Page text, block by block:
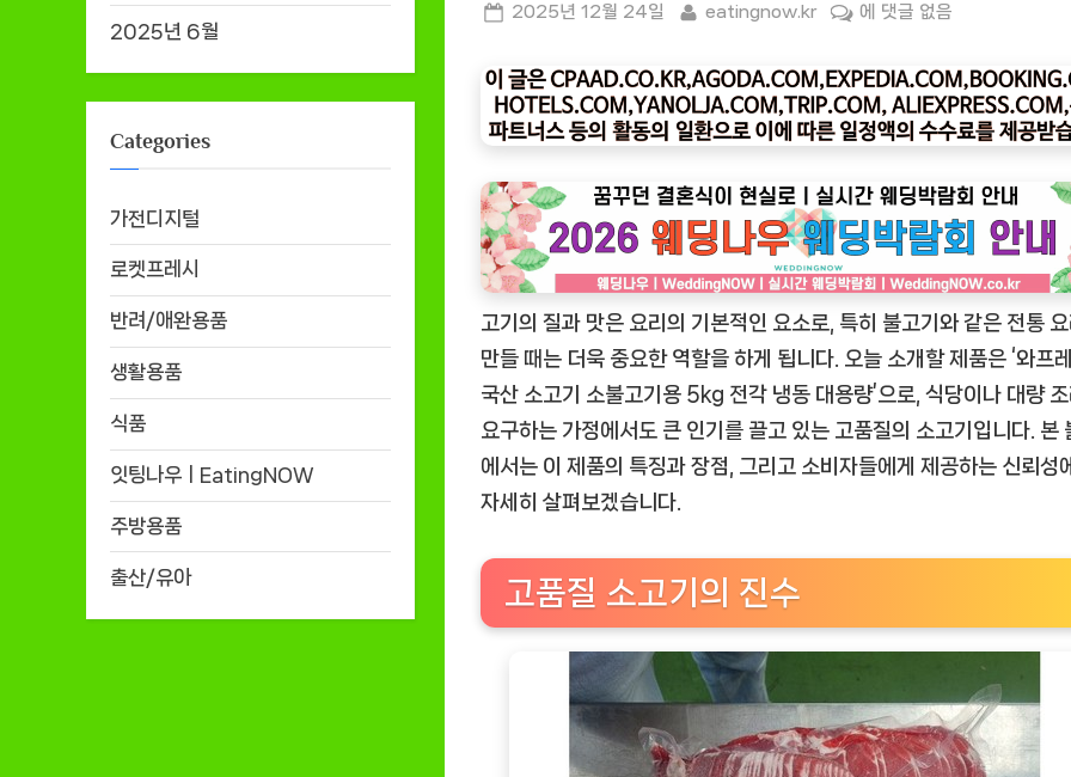
Posted
2025년 12월 24일 By
eatingnow.kr
[잇
나
우
ㅣ
기
상
품]
와
프
레
쉬
국
산
불
용
5kg
에 댓글 없음
고기의 질과 맛은 요리의 기본적인 요소로, 특히 불고기와 같은 전통
만들 때는 더욱 중요한 역할을 하게 됩니다. 오늘 소개할 제품은 ‘와프레
국산 소고기 소불고기용 5kg 전각 냉동 대용량’으로, 식당이나 대량
요구하는 가정에서도 큰 인기를 끌고 있는 고품질의 소고기입니다. 본
에서는 이 제품의 특징과 장점, 그리고 소비자들에게 제공하는 신뢰성
자세히 살펴보겠습니다.
고품질 소고기의 진수
2025년 6월
Categories
가전디지털
로켓프레시
반려/애완용품
생활용품
식품
잇팅나우ㅣEatingNOW
주방용품
출산/유아